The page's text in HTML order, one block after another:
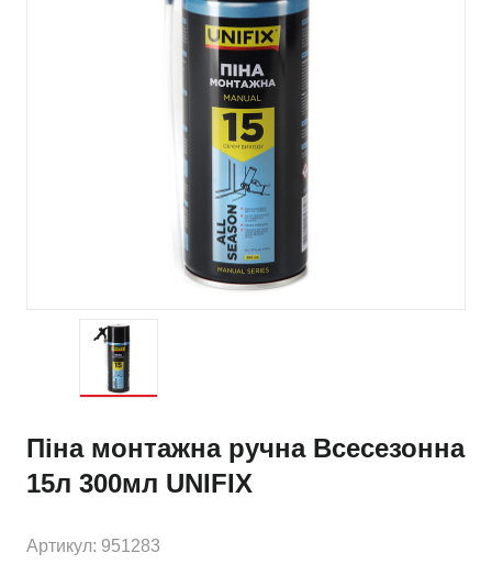
Піна монтажна ручна Всесезонна
15л 300мл UNIFIX
Артикул: 951283